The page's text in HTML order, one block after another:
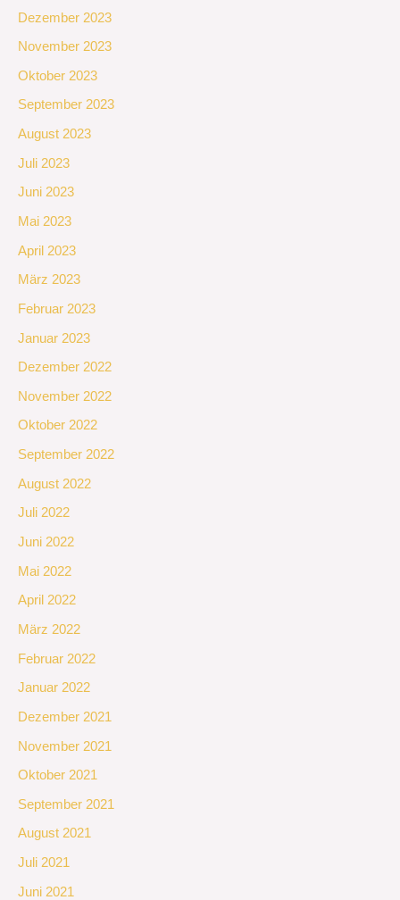
Dezember 2023
November 2023
Oktober 2023
September 2023
August 2023
Juli 2023
Juni 2023
Mai 2023
April 2023
März 2023
Februar 2023
Januar 2023
Dezember 2022
November 2022
Oktober 2022
September 2022
August 2022
Juli 2022
Juni 2022
Mai 2022
April 2022
März 2022
Februar 2022
Januar 2022
Dezember 2021
November 2021
Oktober 2021
September 2021
August 2021
Juli 2021
Juni 2021